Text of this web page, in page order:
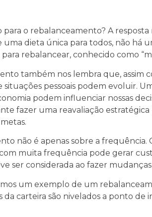
o rebalanceamento? A resposta
uma dieta única para todos, não há
rebalancear, conhecido como
também nos lembra que, assim
situações pessoais podem evoluir.
podem influenciar nossas
fazer uma reavaliação
não é apenas sobre a frequência.
muita frequência pode gerar
ser considerada ao fazer
um exemplo de um
carteira são nivelados a ponto de